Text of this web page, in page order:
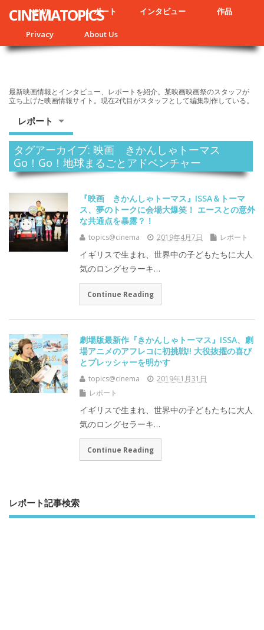
NEWS レポート インタビュー 作品
Privacy About Us
CINEMATOPICS
最新映画情報とインタビュー、レポートを紹介。某映画映画祭のスタッフが
立ち上げた映画情報サイト。現在2代目がスタッフとして編集制作している。
レポート
タグアーカイブ: 映画 きかんしゃトーマス
Go！Go！地球まるごとアドベンチャー
『映画 きかんしゃトーマス』ISSA＆トーマ
ス、夢のトークに会場大爆笑！ エースとの意外
な共通点を暴露？！
topics@cinema 2019年4月7日 レポート
イギリスで生まれ、世界中の子どもたちに大人
気のロングセラーキ…
Continue Reading
劇場版最新作『きかんしゃトーマス』ISSA、劇
場アニメのアフレコに初挑戦!! 大役抜擢の喜び
とプレッシャーを明かす
topics@cinema
2019年1月31日
レポート
イギリスで生まれ、世界中の子どもたちに大人
気のロングセラーキ…
Continue Reading
レポート記事検索